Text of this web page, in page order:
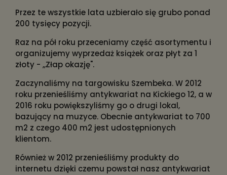
Przez te wszystkie lata uzbierało się grubo ponad
200 tysięcy pozycji.
Raz na pół roku przeceniamy część asortymentu i
organizujemy wyprzedaż książek oraz płyt za 1
złoty - ,,Złap okazję".
Zaczynaliśmy na targowisku Szembeka. W 2012
roku przenieśliśmy antykwariat na Kickiego 12, a w
2016 roku powiększyliśmy go o drugi lokal,
bazujący na muzyce. Obecnie antykwariat to 700
m2 z czego 400 m2 jest udostępnionych
klientom.
Również w 2012 przenieśliśmy produkty do
internetu dzięki czemu powstał nasz antykwariat